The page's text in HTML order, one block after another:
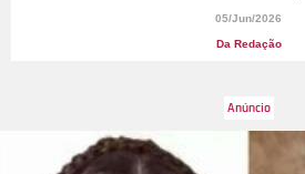
05/Jun/2026
Da Redação